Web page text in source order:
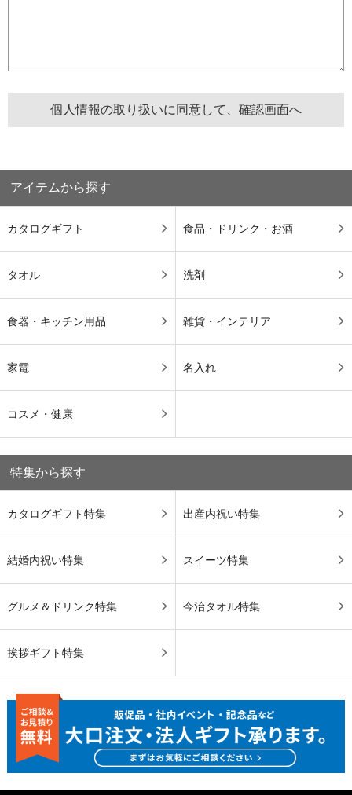
アイテムから探す
カタログギフト 食品・ドリンク・お酒
タオル 洗剤
食器・キッチン用品 雑貨・インテリア
家電 名入れ
コスメ・健康
特集から探す
カタログギフト特集 出産内祝い特集
結婚内祝い特集 スイーツ特集
グルメ＆ドリンク特集 今治タオル特集
挨拶ギフト特集